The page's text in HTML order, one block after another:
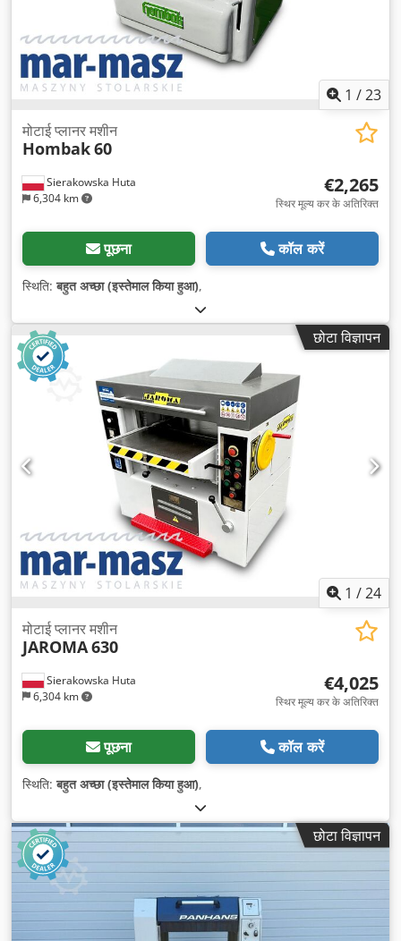
1 /23
Sierakowska Huta
6,304 km
मोटाई प्लानर मशीन
Hombak60
€2,265
स्थिर मूल्य कर के अतिरिक्त
पूछना कॉल करें
स्थिति:बहुत अच्छा (इस्तेमाल किया हुआ),
छोटा विज्ञापन
1 /24
Sierakowska Huta
6,304 km
मोटाई प्लानर मशीन
JAROMA630
€4,025
स्थिर मूल्य कर के अतिरिक्त
पूछना कॉल करें
स्थिति:बहुत अच्छा (इस्तेमाल किया हुआ),
छोटा विज्ञापन